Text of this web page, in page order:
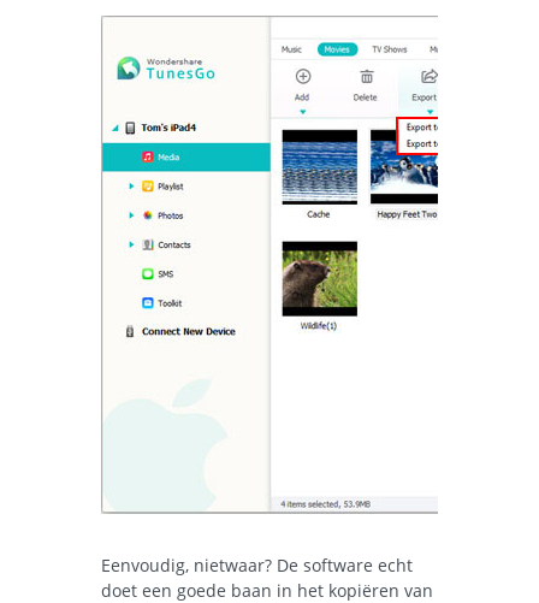
Eenvoudig, nietwaar? De software echt
doet een goede baan in het kopiëren van